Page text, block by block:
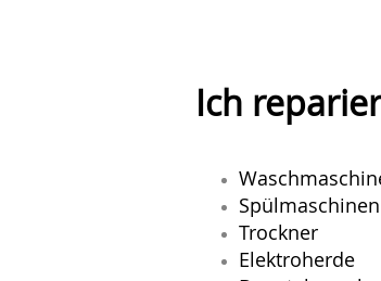
Ich
Spülmaschinen
Trockner
Elektroherde